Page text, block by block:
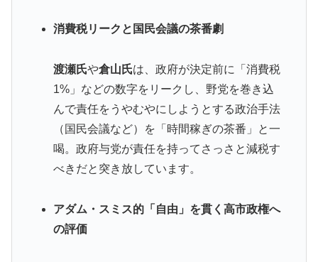
消費税リークと国民会議の茶番劇
渡瀬氏や倉山氏は、政府が決定前に「消費税
1%」などの数字をリークし、野党を巻き込
んで責任をうやむやにしようとする政治手法
（国民会議など）を「時間稼ぎの茶番」と一
喝。政府与党が責任を持ってさっさと減税す
べきだと突き放しています。
アダム・スミス的「自由」を貫く高市政権へ
の評価